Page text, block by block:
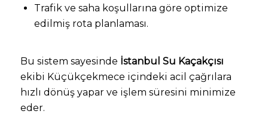
Trafik ve saha koşullarına göre optimize
edilmiş rota planlaması.
Bu sistem sayesinde İstanbul Su Kaçakçısı
ekibi Küçükçekmece içindeki acil çağrılara
hızlı dönüş yapar ve işlem süresini minimize
eder.